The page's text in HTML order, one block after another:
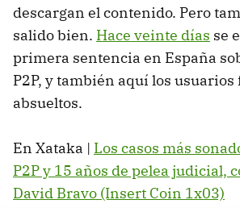
descargan el contenido. Pero
salido bien. Hace veinte días se
primera sentencia en España
P2P, y también aquí los usuarios
absueltos.
En Xataka | Los casos más
P2P y 15 años de pelea judicial,
David Bravo (Insert Coin 1x03)